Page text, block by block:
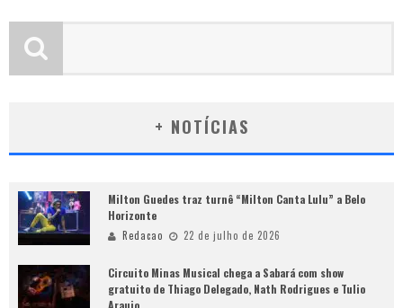
+ NOTÍCIAS
Milton Guedes traz turnê “Milton Canta Lulu” a Belo
Horizonte
Redacao 22 de julho de 2026
Circuito Minas Musical chega a Sabará com show
gratuito de Thiago Delegado, Nath Rodrigues e Tulio
Araujo